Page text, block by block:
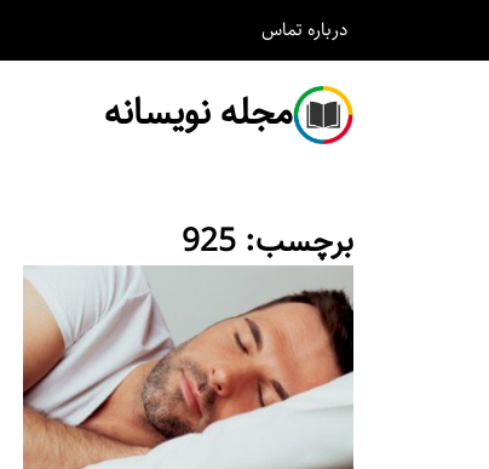
درباره تماس
مجله نویسانه
برچسب: 925